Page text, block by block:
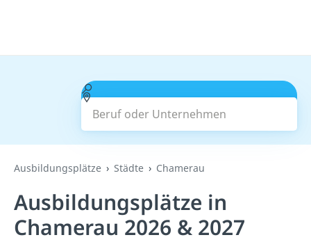
Beruf oder Unternehmen
Suchen
Ausbildungsplätze Städte Chamerau
Ausbildungsplätze in
Chamerau 2026 & 2027